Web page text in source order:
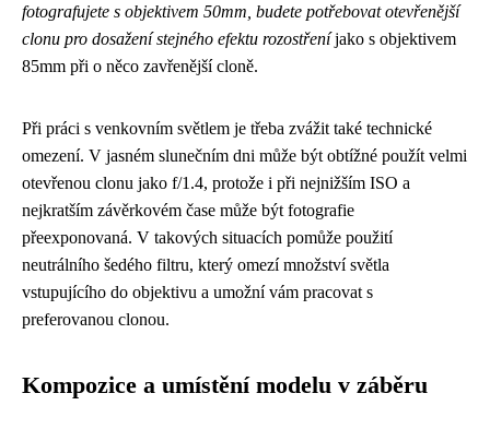
fotografujete s objektivem 50mm, budete potřebovat otevřenější
clonu pro dosažení stejného efektu rozostřeníjako s objektivem
85mm při o něco zavřenější cloně.
Při práci s venkovním světlem je třeba zvážit také technické
omezení. V jasném slunečním dni může být obtížné použít velmi
otevřenou clonu jako f/1.4, protože i při nejnižším ISO a
nejkratším závěrkovém čase může být fotografie
přeexponovaná. V takových situacích pomůže použití
neutrálního šedého filtru, který omezí množství světla
vstupujícího do objektivu a umožní vám pracovat s
preferovanou clonou.
Kompozice a umístění modelu v záběru